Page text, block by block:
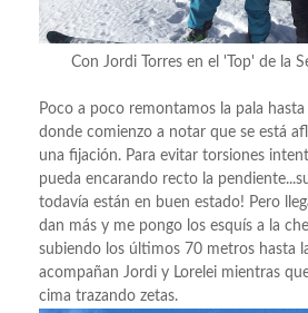
Con Jordi Torres en el 'Top' de la
Poco a poco remontamos la pala
donde comienzo a notar que se está
una fijación. Para evitar torsiones
pueda encarando recto la
todavía están en buen estado! Pero
dan más y me pongo los esquís a la
subiendo los últimos 70 metros hasta
acompañan Jordi y Lorelei mientras
cima trazando zetas.